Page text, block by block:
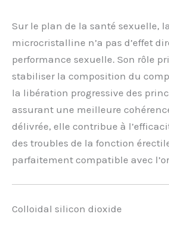
Sur le plan de la santé sexuelle,
microcristalline n’a pas d’effet
performance sexuelle. Son rôle
stabiliser la composition du
la libération progressive des
assurant une meilleure
délivrée, elle contribue à
des troubles de la fonction
parfaitement compatible avec
Colloidal silicon dioxide